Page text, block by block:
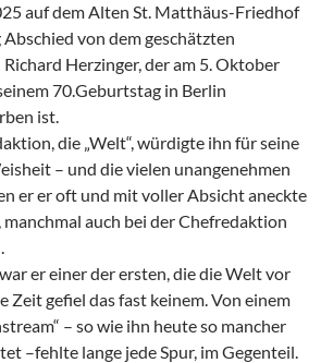
auf dem Alten St. Matthäus-Friedhof
von dem geschätzten
Herzinger, der am 5. Oktober
70.Geburtstag in Berlin
ist.
die „Welt“, würdigte ihn für seine
– und die vielen unangenehmen
er er oft und mit voller Absicht aneckte
manchmal auch bei der Chefredaktion
er einer der ersten, die die Welt vor
Zeit gefiel das fast keinem. Von einem
– so wie ihn heute so mancher
–fehlte lange jede Spur, im Gegenteil.